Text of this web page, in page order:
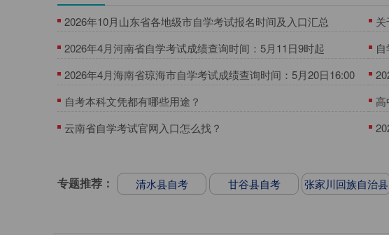
2026年10月山东省各地级市自学考试报名时间及入口汇总
2026年4月河南省自学考试成绩查询时间：5月11日9时起
2026年4月海南省琼海市自学考试成绩查询时间：5月20日16:00
起
日
自考本科文凭都有哪些用途？
云南省自学考试官网入口怎么找？
专题推荐： 清水县自考 甘谷县自考
张家川回族自治县